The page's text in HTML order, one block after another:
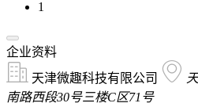
1
企业资料
天津微趣科技有限公司
南路西段30号三楼C区71号